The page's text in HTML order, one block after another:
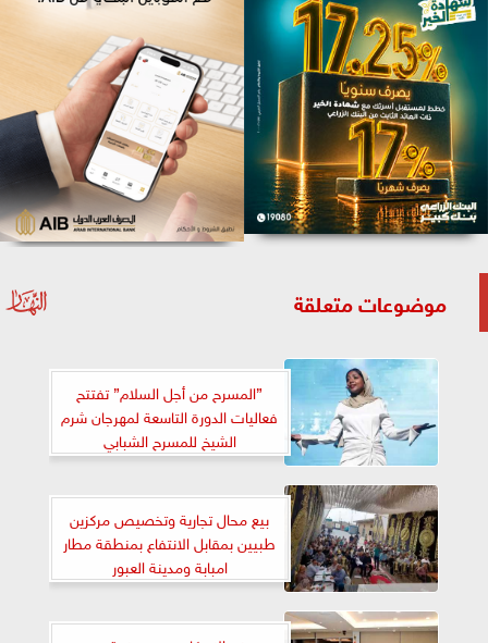
موضوعات متعلقة
”المسرح من أجل السلام” تفتتح
فعاليات الدورة التاسعة لمهرجان شرم
الشيخ للمسرح الشبابي
بيع محال تجارية وتخصيص مركزين
طبيين بمقابل الانتفاع بمنطقة مطار
امبابة ومدينة العبور